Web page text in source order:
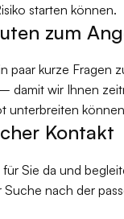
starten können.
paar kurze Fragen
damit wir Ihnen
unterbreiten
zum
Sie da und
nach der
Kontakt